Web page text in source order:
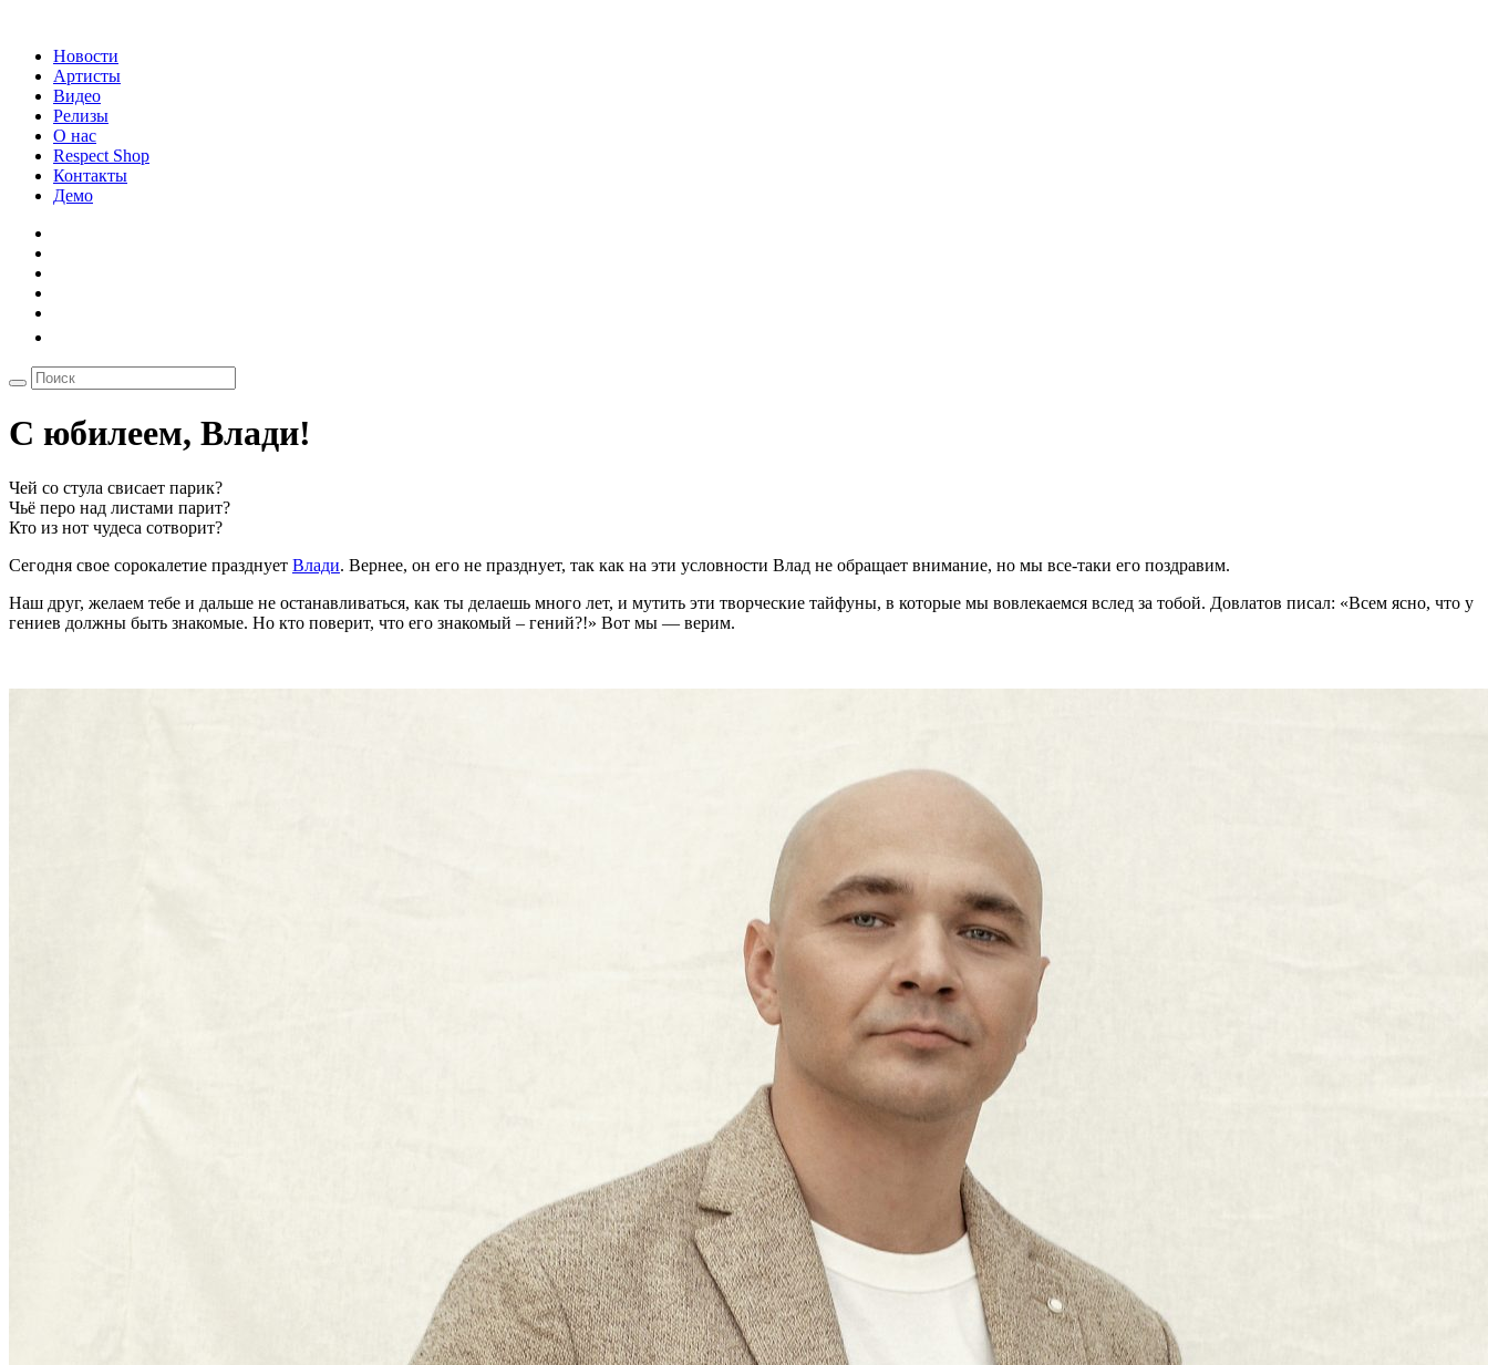
Новости
Артисты
Видео
Релизы
О нас
Respect Shop
Контакты
Демо
С юбилеем, Влади!
Чей со стула свисает парик?
Чьё перо над листами парит?
Кто из нот чудеса сотворит?
Сегодня свое сорокалетие празднует Влади. Вернее, он его не празднует, так как на эти условности Влад не обращает внимание, но мы все-таки его поздравим.
Наш друг, желаем тебе и дальше не останавливаться, как ты делаешь много лет, и мутить эти творческие тайфуны, в которые мы вовлекаемся вслед за тобой. Довлатов писал: «Всем ясно, что у
гениев должны быть знакомые. Но кто поверит, что его знакомый – гений?!» Вот мы — верим.